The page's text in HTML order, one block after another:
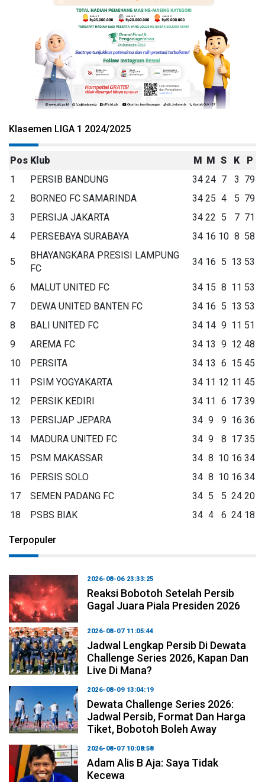
Klasemen LIGA 1 2024/2025
Pos Klub M M S K
P
1
PERSIB BANDUNG 34 24 7 3 79
2
BORNEO FC SAMARINDA 34 25 4 5 79
3
PERSIJA JAKARTA 34 22 5 7 71
4
PERSEBAYA SURABAYA 34 16 10 8 58
5
BHAYANGKARA PRESISI LAMPUNG
FC
34 16 5 13 53
6 MALUT UNITED FC 34 15 8 11 53
7
DEWA UNITED BANTEN FC 34 16 5 13 53
8
BALI UNITED FC 34 14 9 11 51
9
AREMA FC 34 13 9 12 48
10
PERSITA 34 13 6 15 45
11
PSIM YOGYAKARTA 34 11 12 11 45
12
PERSIK KEDIRI 34 11 6 17 39
13
PERSIJAP JEPARA 34 9 9 16 36
14
MADURA UNITED FC 34 9 8 17 35
15
PSM MAKASSAR 34 8 10 16 34
16
PERSIS SOLO 34 8 10 16 34
17
SEMEN PADANG FC 34 5 5 24 20
18
PSBS BIAK 34 4 6 24 18
Terpopuler
2026-08-06 23:33:25
Reaksi Bobotoh Setelah Persib
Gagal Juara Piala Presiden 2026
2026-08-07 11:05:44
Jadwal Lengkap Persib Di Dewata
Challenge Series 2026, Kapan Dan
Live Di Mana?
2026-08-09 13:04:19
Dewata Challenge Series 2026:
Jadwal Persib, Format Dan Harga
Tiket, Bobotoh Boleh Away
2026-08-07 10:08:58
Adam Alis B Aja: Saya Tidak
Kecewa